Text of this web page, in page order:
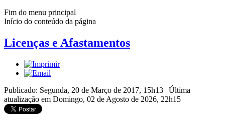
Fim do menu principal
Início do conteúdo da página
Licenças e Afastamentos
Publicado: Segunda, 20 de Março de 2017, 15h13 | Última
atualização em Domingo, 02 de Agosto de 2026, 22h15